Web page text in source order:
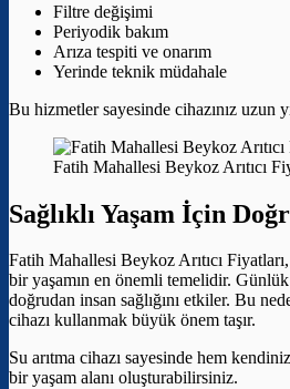
Filtre değişimi
Periyodik bakım
Arıza tespiti ve onarım
Yerinde teknik müdahale
Bu hizmetler sayesinde cihazınız uzun
Fatih Mahallesi Beykoz Arıtıcı
Sağlıklı Yaşam İçin
Fatih Mahallesi Beykoz Arıtıcı
bir yaşamın en önemli temelidir.
doğrudan insan sağlığını etkiler. Bu
cihazı kullanmak büyük önem taşır.
Su arıtma cihazı sayesinde hem
bir yaşam alanı oluşturabilirsiniz.